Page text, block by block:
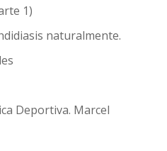
1)
naturalmente.
Deportiva. Marcel